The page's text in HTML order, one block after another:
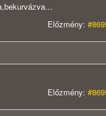
Előzmény:
Előzmény: